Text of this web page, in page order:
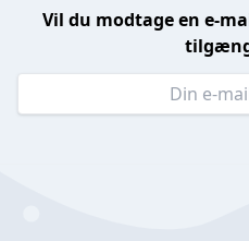
Vil du modtage en e-